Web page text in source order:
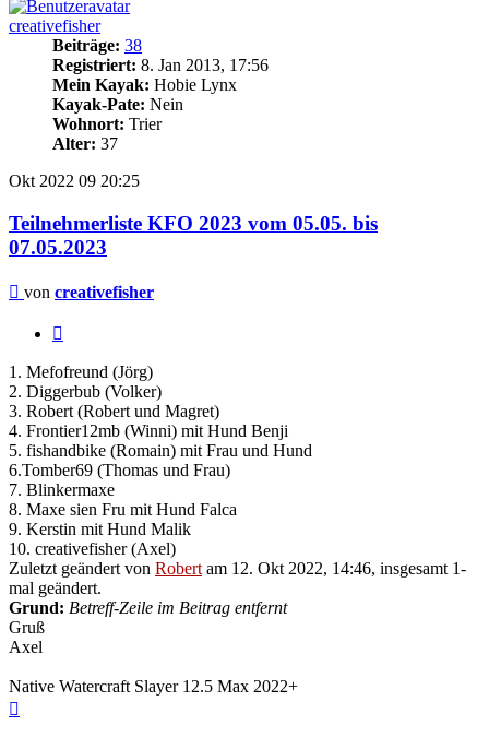
creativefisher
Beiträge: 38
Registriert: 8. Jan 2013, 17:56
Mein Kayak: Hobie Lynx
Kayak-Pate: Nein
Wohnort: Trier
Alter: 37
Okt 2022 09 20:25
Teilnehmerliste KFO 2023 vom 05.05. bis
07.05.2023
Beitrag
von creativefisher
1. Mefofreund (Jörg)
2. Diggerbub (Volker)
3. Robert (Robert und Magret)
4. Frontier12mb (Winni) mit Hund Benji
5. fishandbike (Romain) mit Frau und Hund
6.Tomber69 (Thomas und Frau)
7. Blinkermaxe
8. Maxe sien Fru mit Hund Falca
9. Kerstin mit Hund Malik
10. creativefisher (Axel)
Zuletzt geändert von Robert am 12. Okt 2022, 14:46, insgesamt 1-
mal geändert.
Grund: Betreff-Zeile im Beitrag entfernt
Gruß
Axel
Native Watercraft Slayer 12.5 Max 2022+